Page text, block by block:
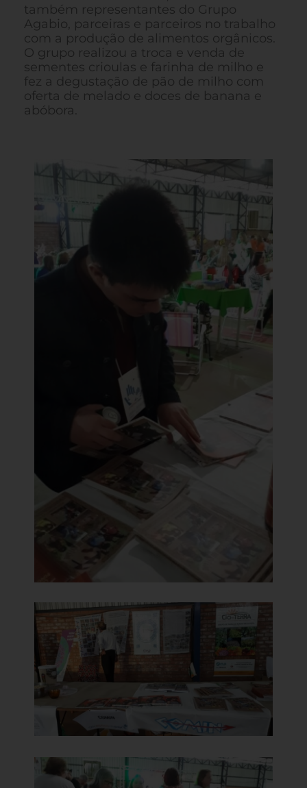
também representantes do Grupo
Agabio, parceiras e parceiros no trabalho
com a produção de alimentos orgânicos.
O grupo realizou a troca e venda de
sementes crioulas e farinha de milho e
fez a degustação de pão de milho com
oferta de melado e doces de banana e
abóbora.